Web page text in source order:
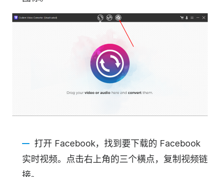
打开 Facebook，找到要下载的 Facebook
实时视频。点击右上角的三个横点，复制视频链
接。